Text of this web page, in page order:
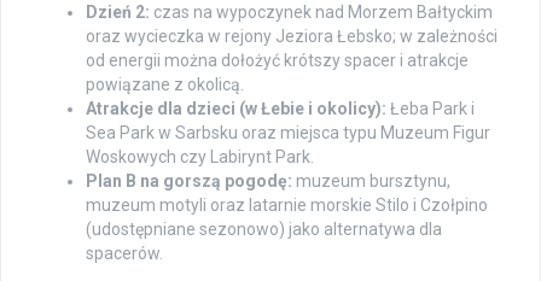
Dzień 2: czas na wypoczynek nad Morzem Bałtyckim
oraz wycieczka w rejony Jeziora Łebsko; w zależności
od energii można dołożyć krótszy spacer i atrakcje
powiązane z okolicą.
Atrakcje dla dzieci (w Łebie i okolicy): Łeba Park i
Sea Park w Sarbsku oraz miejsca typu Muzeum Figur
Woskowych czy Labirynt Park.
Plan B na gorszą pogodę: muzeum bursztynu,
muzeum motyli oraz latarnie morskie Stilo i Czołpino
(udostępniane sezonowo) jako alternatywa dla
spacerów.